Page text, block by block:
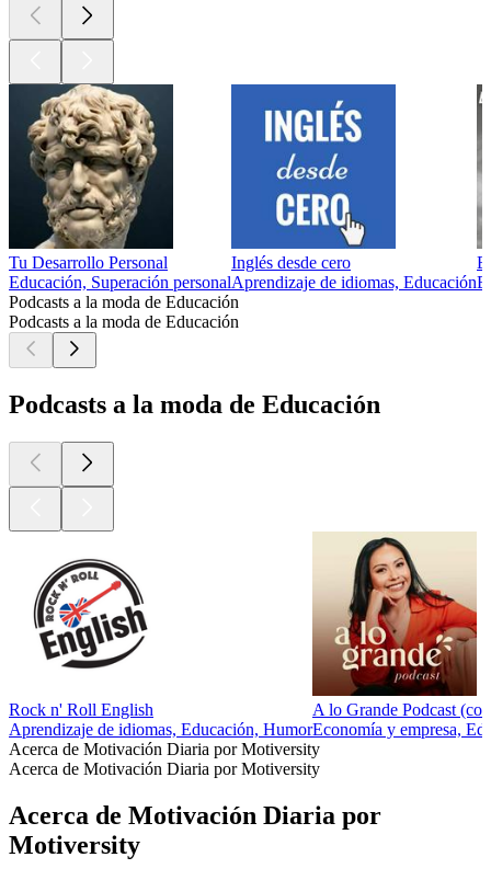
Tu Desarrollo Personal
Educación, Superación personal
Inglés desde cero
Aprendizaje de idiomas, Educación
Podcasts a la moda de Educación
Podcasts a la moda de Educación
Podcasts a la moda de Educación
Rock n' Roll English
Aprendizaje de idiomas, Educación, Humor
A lo Grande Podcast
Economía y empresa,
Acerca de Motivación Diaria por Motiversity
Acerca de Motivación Diaria por Motiversity
Acerca de Motivación Diaria por
Motiversity